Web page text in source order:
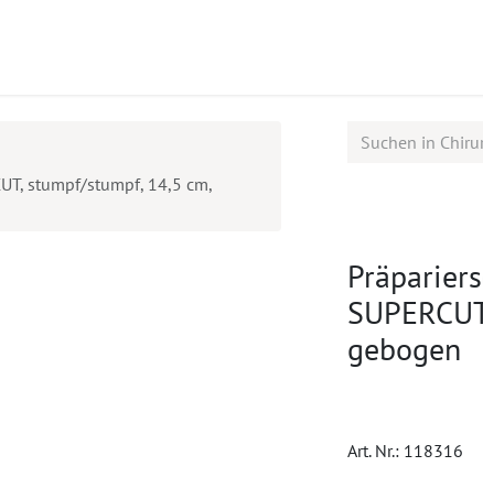
stumpf/stumpf, 14,5 cm,
gebogen
Art. Nr.: 118316